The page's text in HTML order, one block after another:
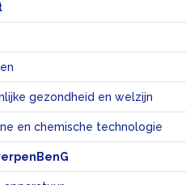
gezondheid en welzijn
en chemische technologie